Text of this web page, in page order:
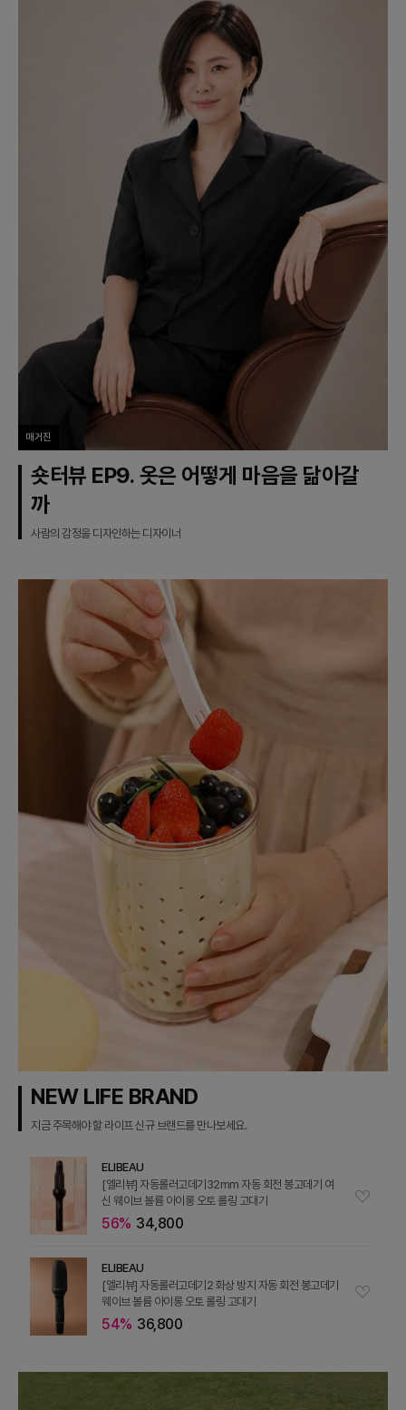
매거진
숏터뷰 EP9. 옷은 어떻게 마음을 닮아갈
까
사람의 감정을 디자인하는 디자이너
NEW LIFE BRAND
지금 주목해야 할 라이프 신규 브랜드를 만나보세요.
ELIBEAU
[엘리뷰] 자동롤러고데기32mm 자동 회전 봉고데기 여
신 웨이브 볼륨 아이롱 오토 롤링 고대기
56% 34,800
ELIBEAU
[엘리뷰] 자동롤러고데기2 화상 방지 자동 회전 봉고데기
웨이브 볼륨 아이롱 오토 롤링 고대기
54% 36,800